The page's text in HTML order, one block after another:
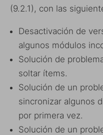
(9.2.1), con las
Desactivación de
algunos módulos
Solución de
soltar ítems.
Solución de un
sincronizar algunos
por primera vez.
Solución de un